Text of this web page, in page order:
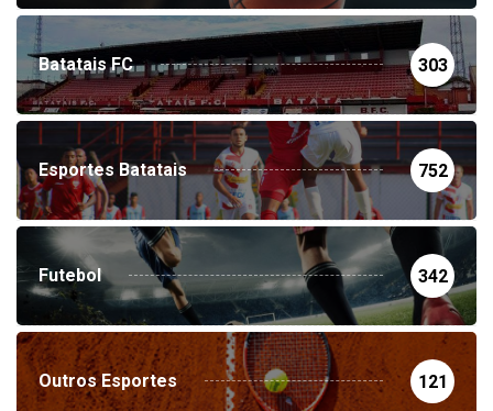
Batatais FC 303
Esportes Batatais 752
Futebol 342
Outros Esportes 121